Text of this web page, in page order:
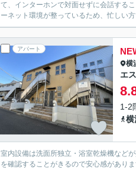
て、インターホンで対面せずに会話する
ーネット環境が整っているため、忙しい
アパート
横
エ
1-2
横
室内設備は洗面所独立・浴室乾燥機など
を確認することがきるので安心感があり